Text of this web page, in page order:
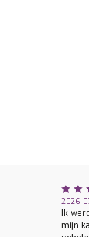
2026-
Ik
mijn